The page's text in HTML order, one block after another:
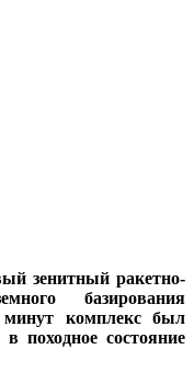
зенитный ракетно-
базирования
минут комплекс был
походное состояние